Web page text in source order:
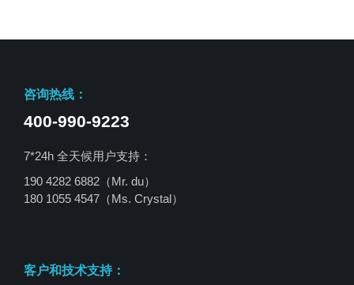
咨询热线：
400-990-9223
7*24h 全天候用户支持：
190 4282 6882（Mr. du）
180 1055 4547 （Ms. Crystal）
客户和技术支持：